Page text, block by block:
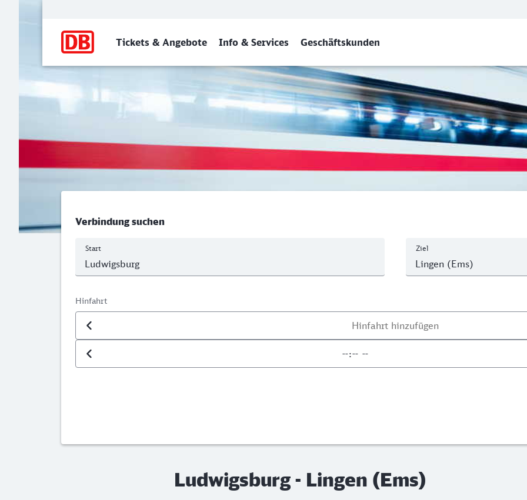
Tickets & Angebote Info & Services Geschäftskunden
Ludwigsburg - Lingen (Ems)
Verbindung suchen
Start Ziel
Hinfahrt
Datum der Hinfahrt
Uhrzeit der Hinfahrt
Ludwigsburg - Lingen (Ems)